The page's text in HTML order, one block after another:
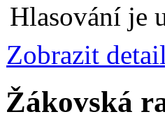
Hlasování je
Zobrazit
Žákovská